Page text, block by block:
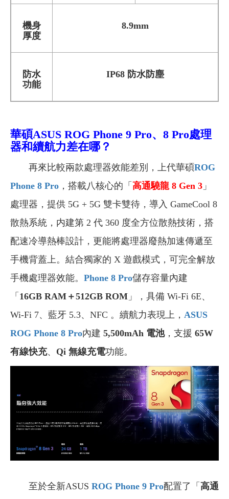
機身
厚度
8.9mm
防水
功能
IP68 防水防塵
華碩ASUS ROG Phone 9 Pro、8 Pro處理
器和續航力差在哪？
再來比較兩款處理器效能差別，上代華碩ROG
Phone 8 Pro ，搭載八核心的「 高通驍龍 8 Gen 3 」
處理器，提供 5G + 5G 雙卡雙待，導入 GameCool 8
散熱系統，内建第 2 代 360 度全方位散熱技術，搭
配速冷導熱棒設計，更能將處理器廢熱加速傳遞至
手機背蓋上。結合獨家的 X 遊戲模式，可完全解放
手機處理器效能。 Phone 8 Pro儲存容量內建
「 16GB RAM＋512GB ROM 」，具備 Wi-Fi 6E、
Wi-Fi 7、藍牙 5.3、NFC 。續航力表現上， ASUS
ROG Phone 8 Pro內建 5,500mAh 電池，支援 65W
有線快充、 Qi 無線充電功能。
至於全新ASUS ROG Phone 9 Pro配置了「 高通